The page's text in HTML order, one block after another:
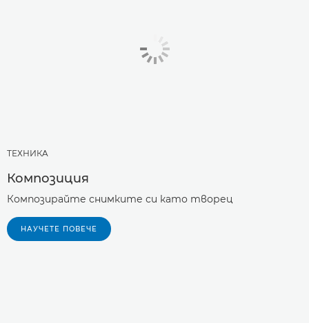
ТЕХНИКA
Композиция
Композирайте снимките си като творец
НАУЧЕТЕ ПОВЕЧЕ